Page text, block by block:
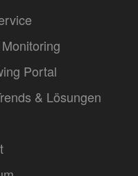
Portal
& Lösungen